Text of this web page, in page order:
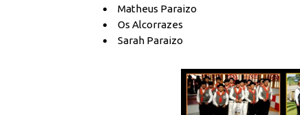
Matheus Paraizo
Os Alcorrazes
Sarah Paraizo